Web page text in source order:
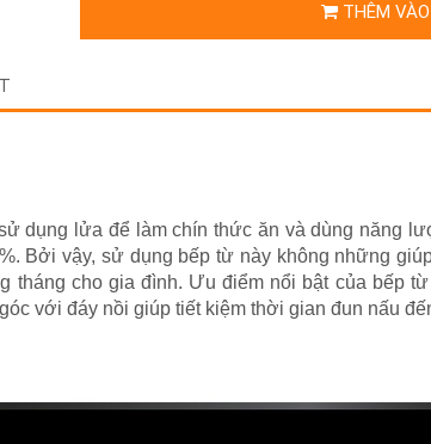
THÊM
dụng lửa để làm chín thức ăn và dùng năng
Bởi vậy, sử dụng bếp từ này không những
tháng cho gia đình. Ưu điểm nổi bật của bếp
với đáy nồi giúp tiết kiệm thời gian đun nấu